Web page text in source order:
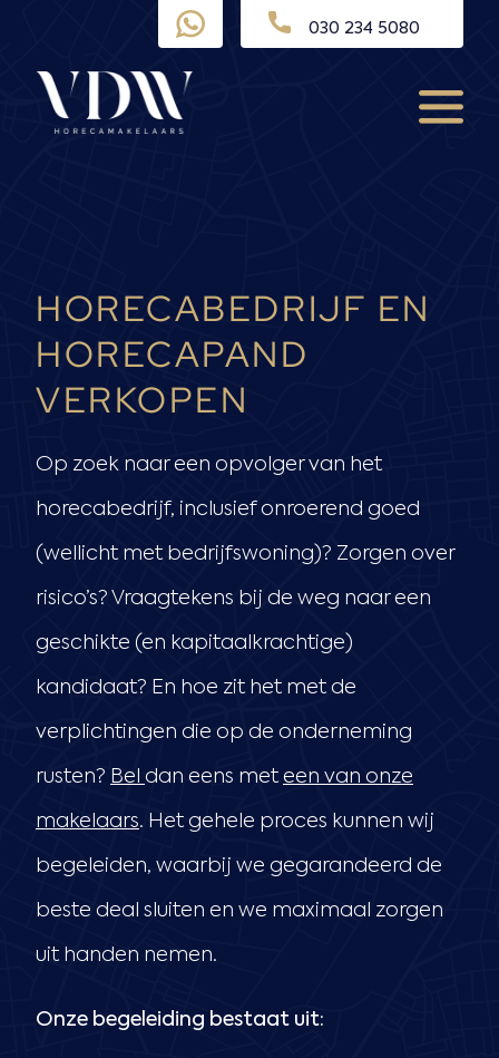
inhoud
030 234 5080
Menu
HORECABEDRIJF EN
HORECAPAND
VERKOPEN
Op zoek naar een opvolger van het
horecabedrijf, inclusief onroerend goed
(wellicht met bedrijfswoning)? Zorgen over
risico’s? Vraagtekens bij de weg naar een
geschikte (en kapitaalkrachtige)
kandidaat? En hoe zit het met de
verplichtingen die op de onderneming
rusten? Bel dan eens met een van onze
makelaars. Het gehele proces kunnen wij
begeleiden, waarbij we gegarandeerd de
beste deal sluiten en we maximaal zorgen
uit handen nemen.
Onze begeleiding bestaat uit: